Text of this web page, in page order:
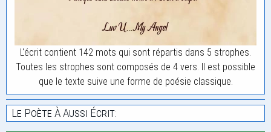
L'écrit contient 142 mots qui sont répartis dans 5 strophes.
Toutes les strophes sont composés de 4 vers. Il est possible
que le texte suive une forme de poésie classique.
Le Poète À Aussi Écrit: